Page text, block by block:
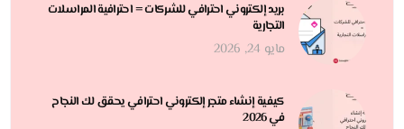
بريد إلكتروني احترافي للشركات = احترافية المراسلات
التجارية
مايو 24, 2026
كيفية إنشاء متجر إلكتروني احترافي يحقق لك النجاح
في 2026